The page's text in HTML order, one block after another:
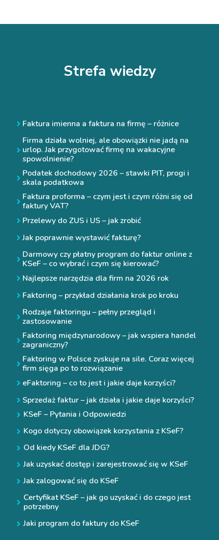
Strefa wiedzy
Faktura imienna a faktura na firmę – różnice
Firma działa wolniej, ale obowiązki nie jadą na
urlop. Jak przygotować firmę na wakacyjne
spowolnienie?
Podatek dochodowy 2026 – stawki PIT, progi i
skala podatkowa
Faktura proforma – czym jest i czym różni się od
faktury VAT?
Przelewy do ZUS i US – jak zrobić
Jak poprawnie wystawić fakturę?
Darmowy czy płatny program do faktur online z
KSeF – co wybrać i czym się kierować?
Najlepsze narzędzia dla firm na 2026 rok
Faktoring – przykład działania krok po kroku
Rodzaje faktoringu – pełny przegląd i
zastosowanie
Faktoring międzynarodowy – jak wspiera handel
zagraniczny?
Faktoring w Polsce zyskuje na sile. Coraz więcej
firm sięga po to rozwiązanie
eFaktoring – co to jest i jakie daje korzyści?
Sprzedaż faktur – jak działa i jakie daje korzyści?
KSeF – Pytania i Odpowiedzi
Kogo dotyczy obowiązek korzystania z KSeF?
Od kiedy KSeF dla JDG?
Jak uzyskać dostęp i zarejestrować się w KSeF
Jak zalogować się do KSeF
Certyfikat KSeF – jak go uzyskać i do czego jest
potrzebny
Jaki program do faktury do KSeF